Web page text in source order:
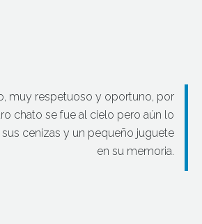
muy respetuoso y oportuno, por
chato se fue al cielo pero aún lo
cenizas y un pequeño juguete
en su memoria.